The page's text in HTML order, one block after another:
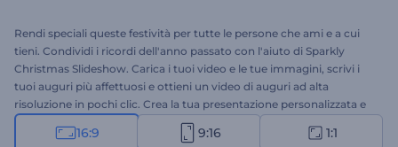
Rendi speciali queste festività per tutte le persone che ami e a cui
tieni. Condividi i ricordi dell'anno passato con l'aiuto di Sparkly
Christmas Slideshow. Carica i tuoi video e le tue immagini, scrivi i
tuoi auguri più affettuosi e ottieni un video di auguri ad alta
risoluzione in pochi clic. Crea la tua presentazione personalizzata e
condividila con amici e familiari per rivedere insieme i momenti più
belli e ricordare ciò che conta di più. È tutto ciò che ti serve per
16:9 9:16 1:1